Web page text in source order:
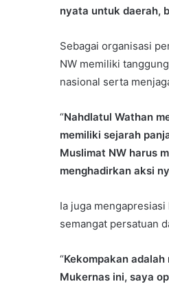
nyata untuk daerah,
Sebagai organisasi
NW memiliki
nasional serta
“Nahdlatul Wathan
memiliki sejarah
Muslimat NW harus
menghadirkan aksi
Ia juga
semangat persatuan
“Kekompakan
Mukernas ini, saya